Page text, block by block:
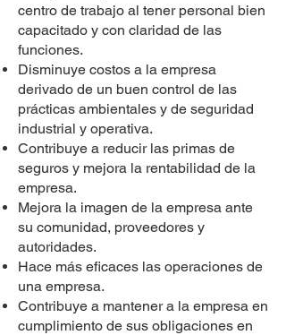
centro de trabajo al tener personal bien
capacitado y con claridad de las
funciones.
Disminuye costos a la empresa
derivado de un buen control de las
prácticas ambientales y de seguridad
industrial y operativa.
Contribuye a reducir las primas de
seguros y mejora la rentabilidad de la
empresa.
Mejora la imagen de la empresa ante
su comunidad, proveedores y
autoridades.
Hace más eficaces las operaciones de
una empresa.
Contribuye a mantener a la empresa en
cumplimiento de sus obligaciones en